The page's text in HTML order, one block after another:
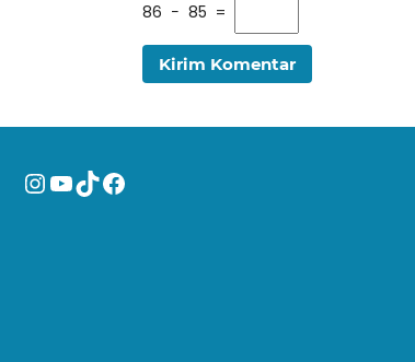
86 − 85 =
Instagram
YouTube
TikTokFacebook